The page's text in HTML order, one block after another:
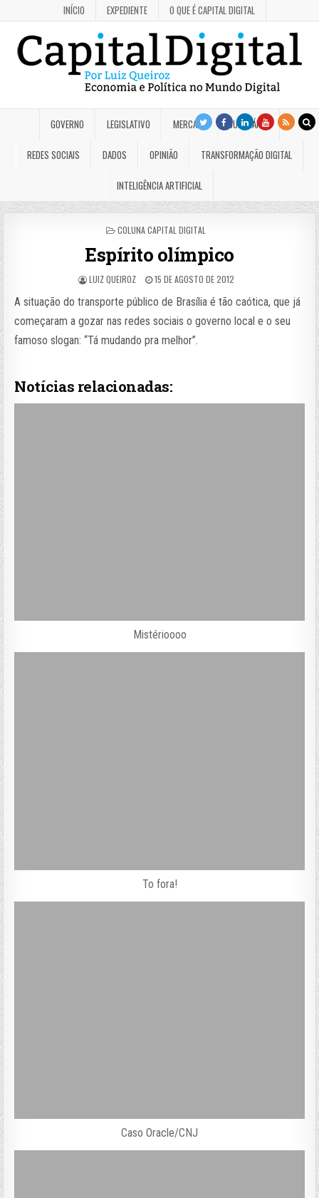
INÍCIO EXPEDIENTE O QUE É CAPITAL DIGITAL
GOVERNO LEGISLATIVO MERCADO JUDICIÁRIO
REDES SOCIAIS DADOS OPINIÃO TRANSFORMAÇÃO DIGITAL
INTELIGÊNCIA ARTIFICIAL
POSTED
COLUNA CAPITAL DIGITAL
Espírito olímpico
LUIZ QUEIROZ 15 DE AGOSTO DE 2012
A situação do transporte público de Brasília é tão caótica, que já
começaram a gozar nas redes sociais o governo local e o seu
famoso slogan: “Tá mudando pra melhor”.
Notícias relacionadas:
Mistérioooo
To fora!
Caso Oracle/CNJ